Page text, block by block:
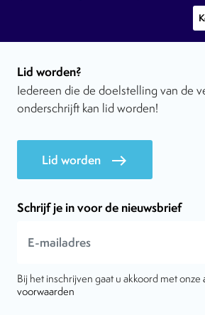
Lid worden?
Iedereen die de doelstelling van de
onderschrijft kan lid worden!
Lid worden east
Schrijf je in voor de nieuwsbrief
Bij het inschrijven gaat u akkoord met onze
voorwaarden